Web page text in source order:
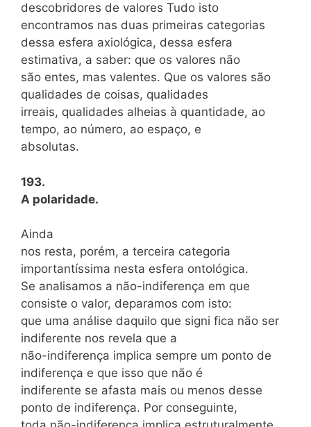
descobridores de valores Tudo isto
encontramos nas duas primeiras categorias
dessa esfera axiológica, dessa esfera
estimativa, a saber: que os valores não
são entes, mas valentes. Que os valores são
qualidades de coisas, qualidades
irreais, qualidades alheias à quantidade, ao
tempo, ao número, ao espaço, e
absolutas.
193.
A polaridade.
Ainda
nos resta, porém, a terceira categoria
importantíssima nesta esfera ontológica.
Se analisamos a não-indiferença em que
consiste o valor, deparamos com isto:
que uma análise daquilo que signi fica não ser
indiferente nos revela que a
não-indiferença implica sempre um ponto de
indiferença e que isso que não é
indiferente se afasta mais ou menos desse
ponto de indiferença. Por conseguinte,